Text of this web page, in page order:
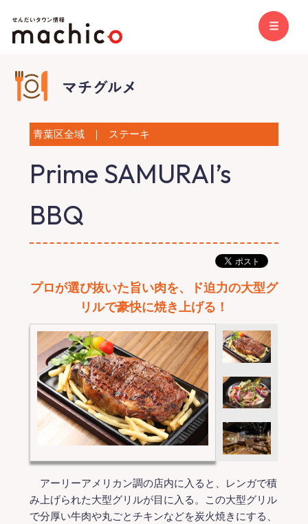
青葉区全域 ｜ ステーキ
Prime SAMURAI’s
BBQ
プロが選び抜いた旨い肉を、ド迫力の大型グ
リルで豪快に焼き上げる！
アーリーアメリカン調の店内に入ると、レンガで積
み上げられた大型グリルが目に入る。この大型グリル
で分厚い牛肉や丸ごとチキンなどを炭火焼きにする、